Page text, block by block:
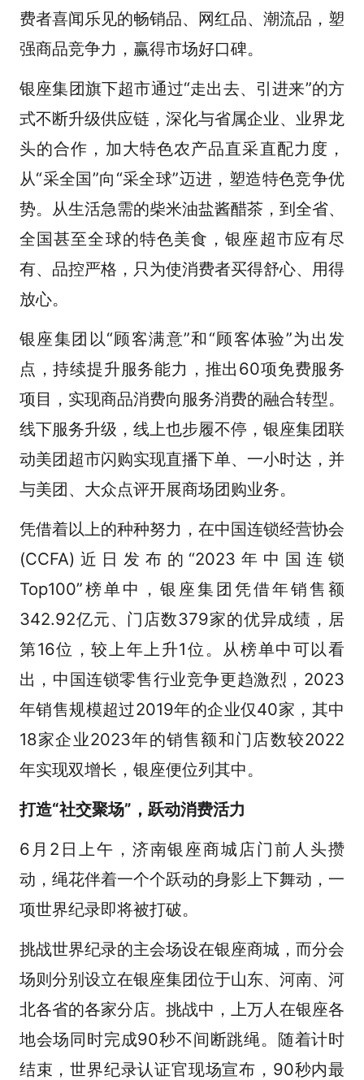
费者喜闻乐见的畅销品、网红品、潮流品，塑
强商品竞争力，赢得市场好口碑。
银座集团旗下超市通过“走出去、引进来”的方
式不断升级供应链，深化与省属企业、业界龙
头的合作，加大特色农产品直采直配力度，
从“采全国”向“采全球”迈进，塑造特色竞争优
势。从生活急需的柴米油盐酱醋茶，到全省、
全国甚至全球的特色美食，银座超市应有尽
有、品控严格，只为使消费者买得舒心、用得
放心。
银座集团以“顾客满意”和“顾客体验”为出发
点，持续提升服务能力，推出60项免费服务
项目，实现商品消费向服务消费的融合转型。
线下服务升级，线上也步履不停，银座集团联
动美团超市闪购实现直播下单、一小时达，并
与美团、大众点评开展商场团购业务。
凭借着以上的种种努力，在中国连锁经营协会
(CCFA)近日发布的“2023年中国连锁
Top100”榜单中，银座集团凭借年销售额
342.92亿元、门店数379家的优异成绩，居
第16位，较上年上升1位。从榜单中可以看
出，中国连锁零售行业竞争更趋激烈，2023
年销售规模超过2019年的企业仅40家，其中
18家企业2023年的销售额和门店数较2022
年实现双增长，银座便位列其中。
打造“社交聚场”，跃动消费活力
6月2日上午，济南银座商城店门前人头攒
动，绳花伴着一个个跃动的身影上下舞动，一
项世界纪录即将被打破。
挑战世界纪录的主会场设在银座商城，而分会
场则分别设立在银座集团位于山东、河南、河
北各省的各家分店。挑战中，上万人在银座各
地会场同时完成90秒不间断跳绳。随着计时
结束，世界纪录认证官现场宣布，90秒内最